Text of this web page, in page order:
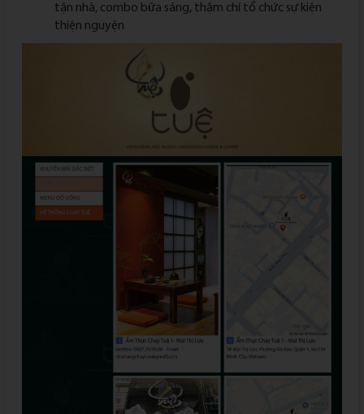
tận nhà, combo bữa sáng, thậm chí tổ chức sự kiện
thiện nguyện